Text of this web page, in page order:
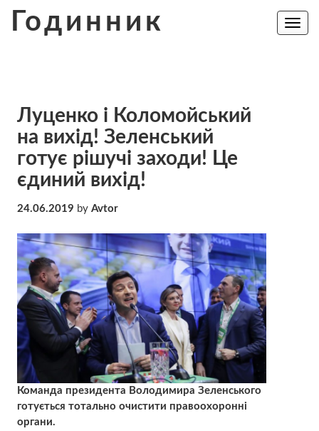
Годинник
Toggle
Луценко і Коломойський
на вихід! Зеленський
готує рішучі заходи! Це
єдиний вихід!
24.06.2019 by Avtor
Команда президента Володимира Зеленського
готується тотально очистити правоохоронні
органи.